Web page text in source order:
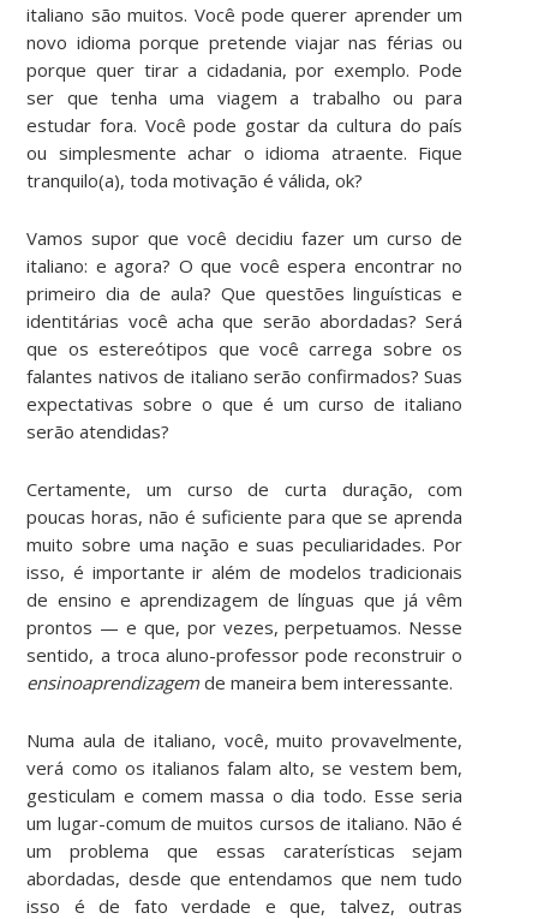
italiano são muitos. Você pode querer aprender um
novo idioma porque pretende viajar nas férias ou
porque quer tirar a cidadania, por exemplo. Pode
ser que tenha uma viagem a trabalho ou para
estudar fora. Você pode gostar da cultura do país
ou simplesmente achar o idioma atraente. Fique
tranquilo(a), toda motivação é válida, ok?
Vamos supor que você decidiu fazer um curso de
italiano: e agora? O que você espera encontrar no
primeiro dia de aula? Que questões linguísticas e
identitárias você acha que serão abordadas? Será
que os estereótipos que você carrega sobre os
falantes nativos de italiano serão confirmados? Suas
expectativas sobre o que é um curso de italiano
serão atendidas?
Certamente, um curso de curta duração, com
poucas horas, não é suficiente para que se aprenda
muito sobre uma nação e suas peculiaridades. Por
isso, é importante ir além de modelos tradicionais
de ensino e aprendizagem de línguas que já vêm
prontos — e que, por vezes, perpetuamos. Nesse
sentido, a troca aluno-professor pode reconstruir o
ensinoaprendizagem de maneira bem interessante.
Numa aula de italiano, você, muito provavelmente,
verá como os italianos falam alto, se vestem bem,
gesticulam e comem massa o dia todo. Esse seria
um lugar-comum de muitos cursos de italiano. Não é
um problema que essas caraterísticas sejam
abordadas, desde que entendamos que nem tudo
isso é de fato verdade e que, talvez, outras